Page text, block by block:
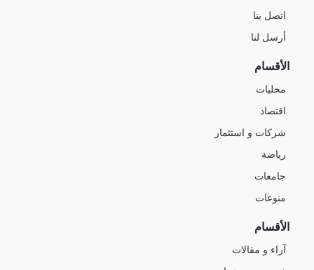
اتصل بنا
أرسل لنا
الأقسام
محليات
اقتصاد
شركات و استثمار
رياضة
جامعات
منوعات
الأقسام
آراء و مقالات